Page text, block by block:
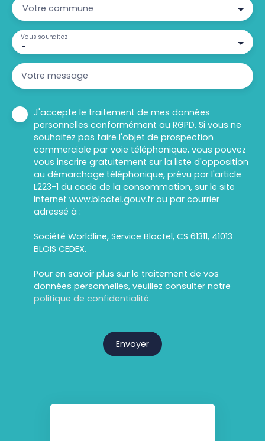
Votre commune
-
Vous souhaitez
Votre message
J'accepte le traitement de mes données
personnelles conformément au RGPD. Si vous ne
souhaitez pas faire l'objet de prospection
commerciale par voie téléphonique, vous pouvez
vous inscrire gratuitement sur la liste d'opposition
au démarchage téléphonique, prévu par l'article
L223-1 du code de la consommation, sur le site
Internet www.bloctel.gouv.fr ou par courrier
adressé à :
Société Worldline, Service Bloctel, CS 61311, 41013
BLOIS CEDEX.
Pour en savoir plus sur le traitement de vos
données personnelles, veuillez consulter notre
politique de confidentialité.
Envoyer